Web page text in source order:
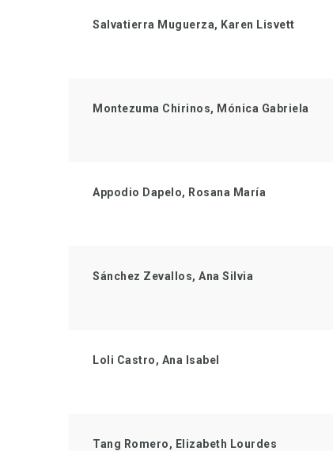
Salvatierra Muguerza, Karen Lisvett
Montezuma Chirinos, Mónica Gabriela
Appodio Dapelo, Rosana María
Sánchez Zevallos, Ana Silvia
Loli Castro, Ana Isabel
Tang Romero, Elizabeth Lourdes